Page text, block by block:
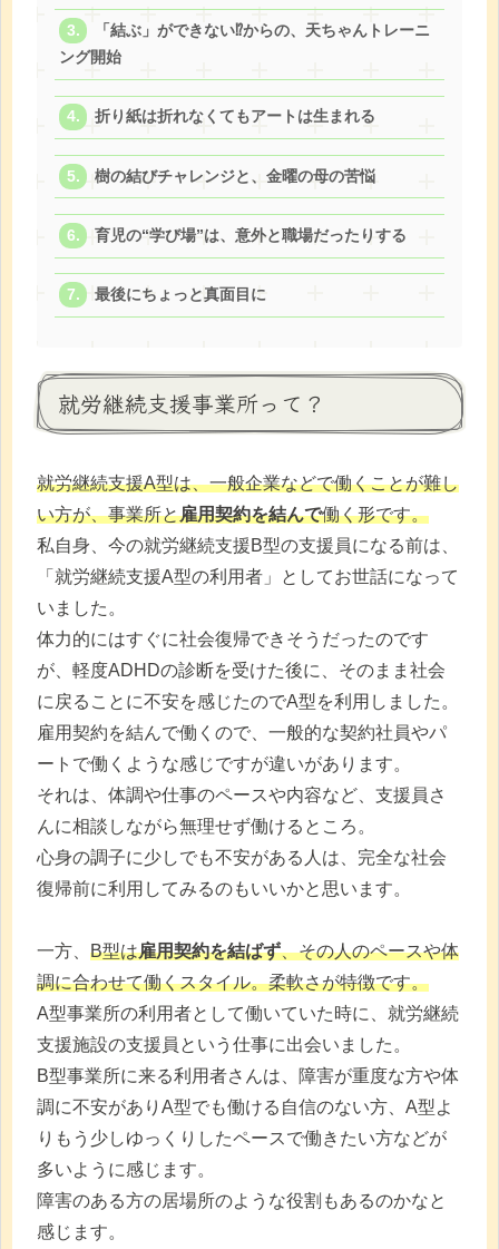
「結ぶ」ができない⁉からの、天ちゃんトレーニ
ング開始
折り紙は折れなくてもアートは生まれる
樹の結びチャレンジと、金曜の母の苦悩
育児の“学び場”は、意外と職場だったりする
最後にちょっと真面目に
就労継続支援事業所って？
就労継続支援A型は、一般企業などで働くことが難し
い方が、事業所と雇用契約を結んで働く形です。
私自身、今の就労継続支援B型の支援員になる前は、
「就労継続支援A型の利用者」としてお世話になって
いました。
体力的にはすぐに社会復帰できそうだったのです
が、軽度ADHDの診断を受けた後に、そのまま社会
に戻ることに不安を感じたのでA型を利用しました。
雇用契約を結んで働くので、一般的な契約社員やパ
ートで働くような感じですが違いがあります。
それは、体調や仕事のペースや内容など、支援員さ
んに相談しながら無理せず働けるところ。
心身の調子に少しでも不安がある人は、完全な社会
復帰前に利用してみるのもいいかと思います。
一方、 B型は雇用契約を結ばず、その人のペースや体
調に合わせて働くスタイル。柔軟さが特徴です。
A型事業所の利用者として働いていた時に、就労継続
支援施設の支援員という仕事に出会いました。
B型事業所に来る利用者さんは、障害が重度な方や体
調に不安がありA型でも働ける自信のない方、A型よ
りもう少しゆっくりしたペースで働きたい方などが
多いように感じます。
障害のある方の居場所のような役割もあるのかなと
感じます。